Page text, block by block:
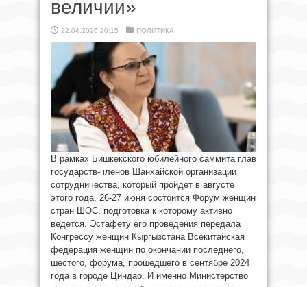
величии»
22.04.2026 20:15 ПОЛИТИКА
В рамках Бишкекского юбилейного саммита глав
государств-членов Шанхайской организации
сотрудничества, который пройдет в августе
этого года, 26-27 июня состоится Форум женщин
стран ШОС, подготовка к которому активно
ведется. Эстафету его проведения передала
Конгрессу женщин Кыргызстана Всекитайская
федерация женщин по окончании последнего,
шестого, форума, прошедшего в сентябре 2024
года в городе Циндао. И именно Министерство